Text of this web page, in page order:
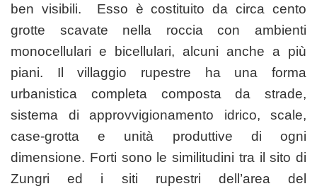
ben visibili. Esso è costituito da circa cento
grotte scavate nella roccia con ambienti
monocellulari e bicellulari, alcuni anche a più
piani. Il villaggio rupestre ha una forma
urbanistica completa composta da strade,
sistema di approvvigionamento idrico, scale,
case-grotta e unità produttive di ogni
dimensione. Forti sono le similitudini tra il sito di
Zungri ed i siti rupestri dell’area del